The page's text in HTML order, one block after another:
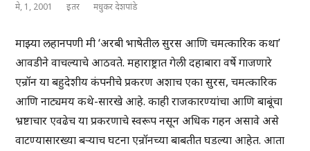
मे, 1, 2001 इतर मधुकर देशपांडे
माझ्या लहानपणी मी ‘अरबी भाषेतील सुरस आणि चमत्कारिक कथा’
आवडीने वाचल्याचे आठवते. महाराष्ट्रात गेली दहाबारा वर्षे गाजणारे
एन्रॉन या बहुदेशीय कंपनीचे प्रकरण अशाच एका सुरस, चमत्कारिक
आणि नाट्यमय कथे-सारखे आहे. काही राजकारण्यांचा आणि बाबूंचा
भ्रष्टाचार एवढेच या प्रकरणाचे स्वरूप नसून अधिक गहन असावे असे
वाटण्यासारख्या बऱ्याच घटना एन्रॉनच्या बाबतीत घडल्या आहेत. आता